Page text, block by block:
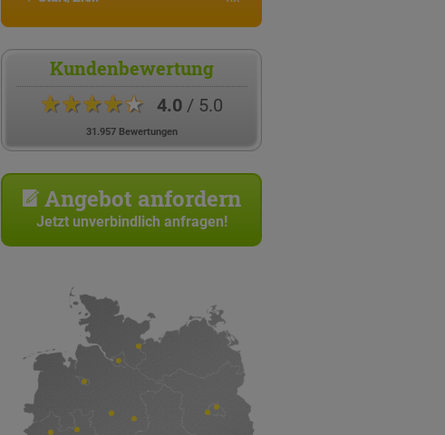
Kundenbewertung
★★★★★ 4.0/ 5.0
31.957 Bewertungen
Angebot anfordern
Jetzt unverbindlich anfragen!